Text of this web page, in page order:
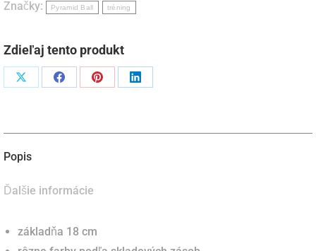
skákajúca
loptička
Značky:
Pyramid Ball tréning
Zdieľaj tento produkt
Podiel Podiel Podiel Podiel
Popis
Ďalšie informácie
základňa 18 cm